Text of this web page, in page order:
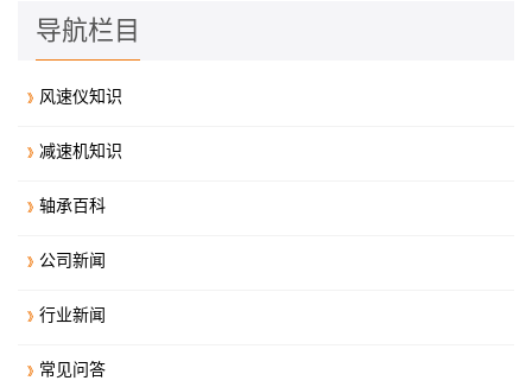
导航栏目
风速仪知识
减速机知识
轴承百科
公司新闻
行业新闻
常见问答